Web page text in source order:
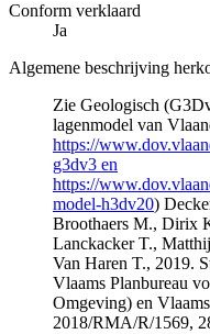
Conform verklaard
Ja
Algemene beschrijving
Zie Geologisch
lagenmodel van
https://
g3dv3 en
https://
model-h3dv20)
Broothaers M., Dirix
Lanckacker T.,
Van Haren T., 2019.
Vlaams Planbureau
Omgeving) en
2018/RMA/R/1569,